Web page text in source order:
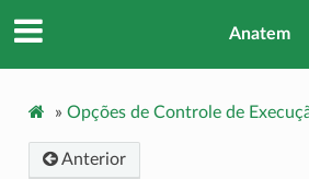
Anatem
» Opções de Controle de
Anterior